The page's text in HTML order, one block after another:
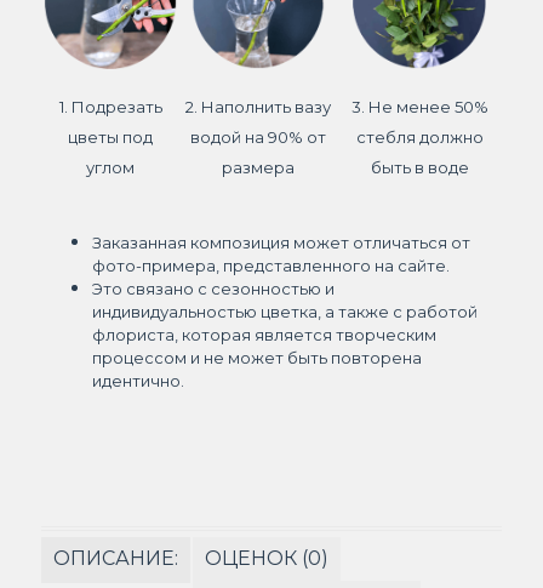
1. Подрезать
цветы под
углом
2. Наполнить вазу
водой на 90% от
размера
3. Не менее 50%
стебля должно
быть в воде
Заказанная композиция может отличаться от
фото-примера, представленного на сайте.
Это связано с сезонностью и
индивидуальностью цветка, а также с работой
флориста, которая является творческим
процессом и не может быть повторена
идентично.
ОПИСАНИЕ:
ОЦЕНОК (0)